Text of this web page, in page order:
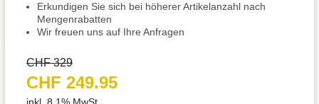
Erkundigen Sie sich bei höherer Artikelanzahl nach
Mengenrabatten
Wir freuen uns auf Ihre Anfragen
CHF 329
CHF 249.95